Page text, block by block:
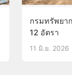
กรมทรัพยา
12 อัตรา
11 มิ.ย. 2026